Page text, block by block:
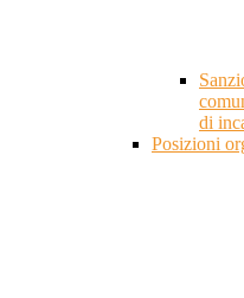
di
Posizioni